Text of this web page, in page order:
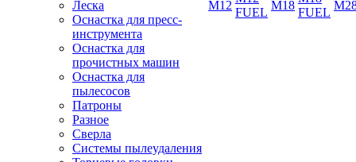
Леска
Оснастка для пресс-
инструмента
Оснастка для
прочистных машин
Оснастка для
пылесосов
Патроны
Разное
Сверла
Системы пылеудаления